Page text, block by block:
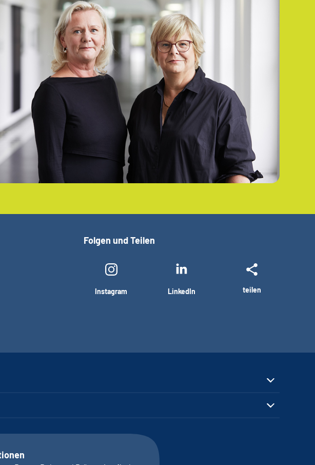
Folgen und Teilen
Instagram LinkedIn teilen